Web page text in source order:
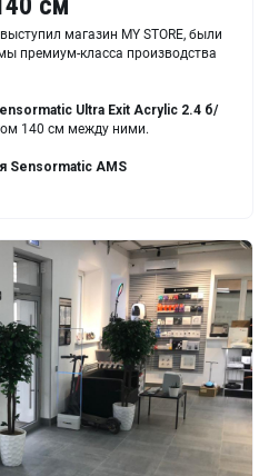
магазин MY STORE, были
премиум-класса производства
Ultra Exit Acrylic 2.4 б/
140 см между ними.
Sensormatic AMS